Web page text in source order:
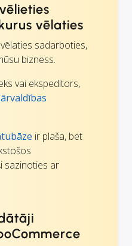
vēlaties
sadarboties,
bizness.
vai ekspeditors,
ir plaša, bet
sazinoties ar